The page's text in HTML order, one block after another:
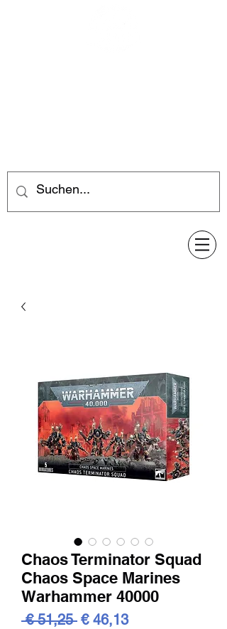
Chaos Terminator Squad
Chaos Space Marines
Warhammer 40000
€ 51,25 Standardpreis
€ 46,13Sale-